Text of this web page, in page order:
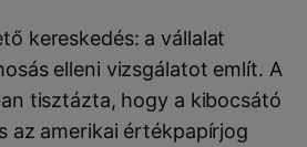
kereskedés: a vállalat
elleni vizsgálatot említ. A
tisztázta, hogy a kibocsátó
amerikai értékpapírjog